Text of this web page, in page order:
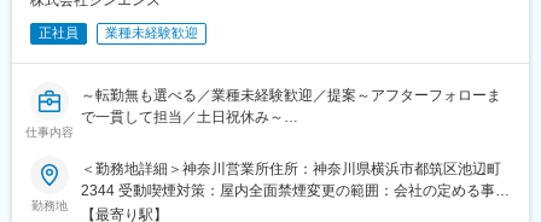
変更の範囲：会社の定める業務
◇メンバーで業務分担し、作業効率を高めながら専門性が求めら
れる場面でも素早く対応しています。
◇スタッフフォローに力を入れて、働きやすい環境や福利厚生の
充実を進めています。
■医療法人社団村田会とは：
して、医療・介護・看護のトータルで健康を支える医療法人で
す。
◎2020年7月には藤沢市大庭に「村田会湘南大庭病院」を開設
正社員 業種未経験歓迎
仕事内容
～転勤無も選べる／業種未経験歓迎／提案～アフターフォローま
で一貫して担当／土日祝休み～
■業務内容：
電動車いす・シニアカーを中心に、人々を支えている当社にて、
法人に対する自社サービス、商品の代理店営業をお任せいたしま
勤務地
＜勤務地詳細＞神奈川営業所住所：神奈川県横浜市都筑区池辺町
2344 受動喫煙対策：屋内全面禁煙変更の範囲：会社の定める事業
所【最寄り駅】